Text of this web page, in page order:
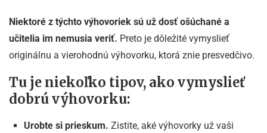
Niektoré z týchto výhovoriek sú už dosť ošúchané a
učitelia im nemusia veriť. Preto je dôležité vymyslieť
originálnu a vierohodnú výhovorku, ktorá znie presvedčivo.
Tu je niekoľko tipov, ako vymyslieť
dobrú výhovorku:
Urobte si prieskum. Zistite, aké výhovorky už vaši